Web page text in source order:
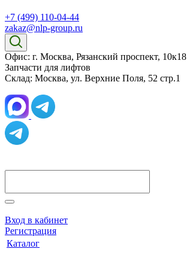
+7 (499) 110-04-44
zakaz@nlp-group.ru
Офис: г. Москва, Рязанский проспект, 10к18
Запчасти для лифтов
Склад: Москва, ул. Верхние Поля, 52 стр.1
Вход в кабинет
Регистрация
Каталог